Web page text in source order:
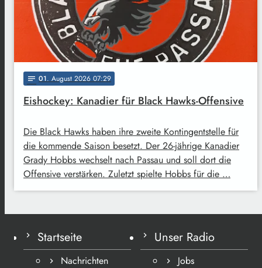
notes 01. August 2026 07:29
Eishockey: Kanadier für Black Hawks-Offensive
Die Black Hawks haben ihre zweite Kontingentstelle für
die kommende Saison besetzt. Der 26-jährige Kanadier
Grady Hobbs wechselt nach Passau und soll dort die
Offensive verstärken. Zuletzt spielte Hobbs für die …
Startseite
Nachrichten
Unser Radio
Jobs